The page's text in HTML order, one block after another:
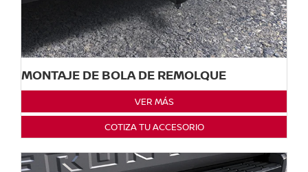
MONTAJE DE BOLA DE REMOLQUE
VER MÁS
COTIZA TU ACCESORIO